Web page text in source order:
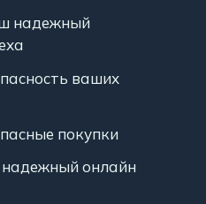
надежный
ваших
покупки
онлайн